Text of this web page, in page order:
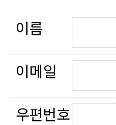
이름
이메일
우편번호